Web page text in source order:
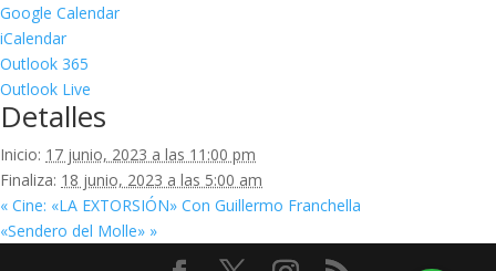
Google Calendar
iCalendar
Outlook 365
Outlook Live
Detalles
Inicio: 17 junio, 2023 a las 11:00 pm
Finaliza: 18 junio, 2023 a las 5:00 am
« Cine: «LA EXTORSIÓN» Con Guillermo Franchella
«Sendero del Molle» »